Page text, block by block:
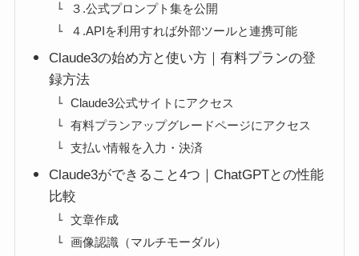
３.公式プロンプト集を公開
４.APIを利用すれば外部ツールと連携可能
Claude3の始め方と使い方｜有料プランの登
録方法
Claude3公式サイトにアクセス
有料プランアップグレードページにアクセス
支払い情報を入力・決済
Claude3ができること4つ｜ChatGPTとの性能
比較
文章作成
画像認識（マルチモーダル）